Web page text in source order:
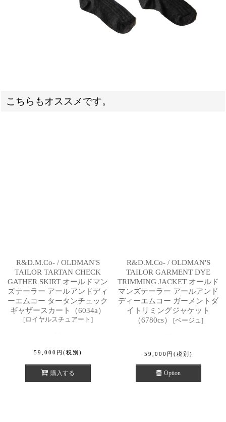
こちらもオススメです。
R&D.M.Co- / OLDMAN'S
TAILOR TARTAN CHECK
GATHER SKIRT オールドマン
ズテーラー アールアンドディ
ーエムコー タータンチェック
ギャザースカート（6034a）
[ロイヤルスチュアート ]
59,000 円 (税別)
購入する
R&D.M.Co- / OLDMAN'S
TAILOR GARMENT DYE
TRIMMING JACKET オールド
マンズテーラー アールアンド
ディーエムコー ガーメントダ
イトリミングジャケット
（6780cs）
[ベージュ ]
59,000 円 (税別)
Option